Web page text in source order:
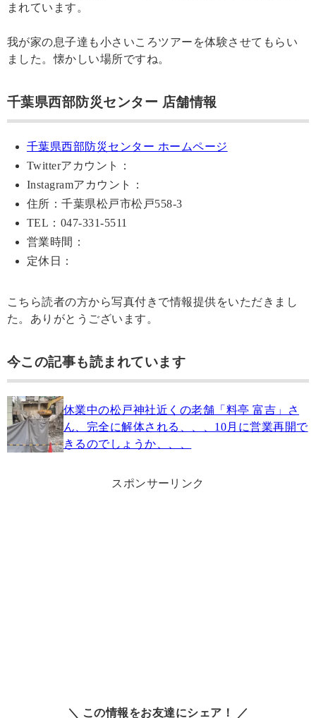
まれています。
我が家の息子達も小さいころツアーを体験させてもらい
ました。懐かしい場所ですね。
千葉県西部防災センター 店舗情報
千葉県西部防災センター ホームページ
Twitterアカウント：
Instagramアカウント：
住所：千葉県松戸市松戸558-3
TEL：047-331-5511
営業時間：
定休日：
こちら読者の方から写真付きで情報提供をいただきまし
た。ありがとうございます。
今この記事も読まれています
休業中の松戸神社近くの老舗「料亭 富吉」さ
ん、完全に解体される、、、10月に営業再開で
きるのでしょうか、、、
スポンサーリンク
＼ この情報をお友達にシェア！ ／